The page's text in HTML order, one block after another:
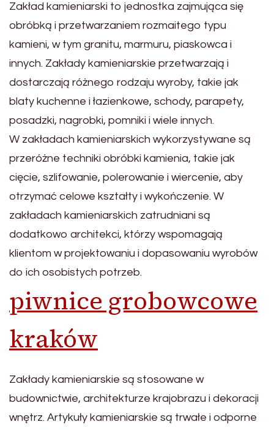
Zakład kamieniarski to jednostka zajmująca się
obróbką i przetwarzaniem rozmaitego typu
kamieni, w tym granitu, marmuru, piaskowca i
innych. Zakłady kamieniarskie przetwarzają i
dostarczają różnego rodzaju wyroby, takie jak
blaty kuchenne i łazienkowe, schody, parapety,
posadzki, nagrobki, pomniki i wiele innych.
W zakładach kamieniarskich wykorzystywane są
przeróżne techniki obróbki kamienia, takie jak
cięcie, szlifowanie, polerowanie i wiercenie, aby
otrzymać celowe kształty i wykończenie. W
zakładach kamieniarskich zatrudniani są
dodatkowo architekci, którzy wspomagają
klientom w projektowaniu i dopasowaniu wyrobów
do ich osobistych potrzeb.
piwnice grobowcowe
kraków
Zakłady kamieniarskie są stosowane w
budownictwie, architekturze krajobrazu i dekoracji
wnętrz. Artykuły kamieniarskie są trwałe i odporne